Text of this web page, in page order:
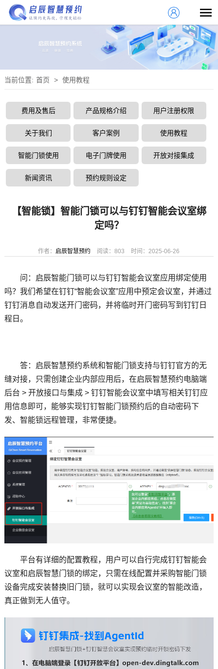
当前位置: 首页 > 使用教程
费用及售后 产品规格介绍 用户注册权限
关于我们 客户案例 使用教程
智能门锁使用 电子门牌使用 开放对接集成
新闻资讯 预约规则设定
【智能锁】智能门锁可以与钉钉智能会议室绑
定吗？
作者：启辰智慧预约 阅读：803 时间：2025-06-26
问：启辰智能门锁可以与钉钉智能会议室应用绑定使用
吗？我们希望在钉钉“智能会议室”应用中预定会议室，并通过
钉钉消息自动发送开门密码，并将临时开门密码写到钉钉日
程日。
答：启辰智慧预约系统和智能门锁支持与钉钉官方的无
缝对接，只需创建企业内部应用后，在启辰智慧预约电脑端
后台 > 开放接口与集成 > 钉钉智能会议室中填写相关钉钉应
用信息即可，能够实现钉钉智能门锁预约后的自动密码下
发、智能锁远程管理，非常便捷。
平台有详细的配置教程，用户可以自行完成钉钉智能会
议室和启辰智慧门锁的绑定，只需在线配置并采购智能门锁
设备完成安装替换旧门锁，就可以实现会议室的智能改造，
真正做到无人值守。